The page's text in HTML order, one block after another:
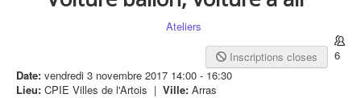
Ateliers
Inscriptions closes
6
Date: vendredi 3 novembre 2017 14:00 - 16:30
Lieu: CPIE Villes de l'Artois | Ville: Arras